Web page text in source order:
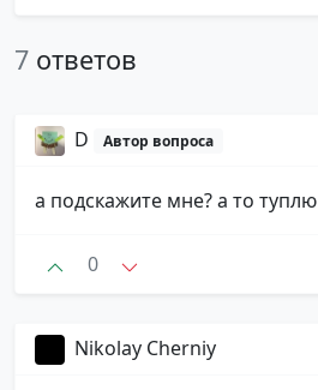
7 ответов
D Автор вопроса
а подскажите мне? а то туплю
0
Nikolay Cherniy